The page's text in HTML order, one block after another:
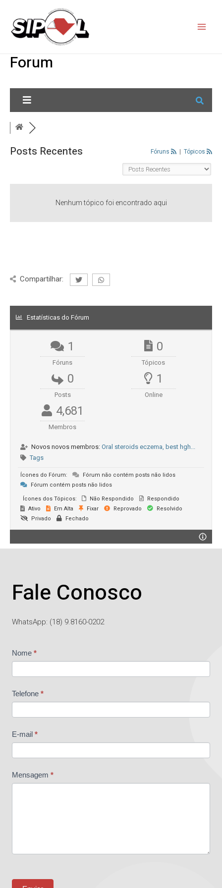
Forum
Posts Recentes Fóruns | Tópicos
Nenhum tópico foi encontrado aqui
Compartilhar:
Estatísticas do Fórum
1
Fóruns
0
Tópicos
0
Posts
1
Online
4,681
Membros
Novos novos membros: Oral steroids eczema, best hgh...
Tags
Ícones do Fórum:
Fórum não contém posts não lidos
Fórum contém posts não lidos
Ícones dos Tópicos: Não Respondido
Respondido
Ativo
Em Alta Fixar Reprovado
Resolvido
Privado
Fechado
Fale Conosco
WhatsApp: (18) 9.8160-0202
Contato
Nome *
Telefone *
E-mail *
Mensagem *